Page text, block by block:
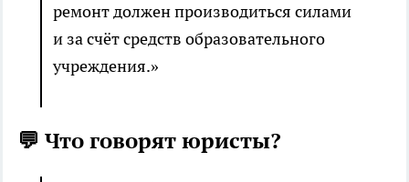
ремонт должен производиться силами
и за счёт средств образовательного
учреждения.»
💬 Что говорят юристы?